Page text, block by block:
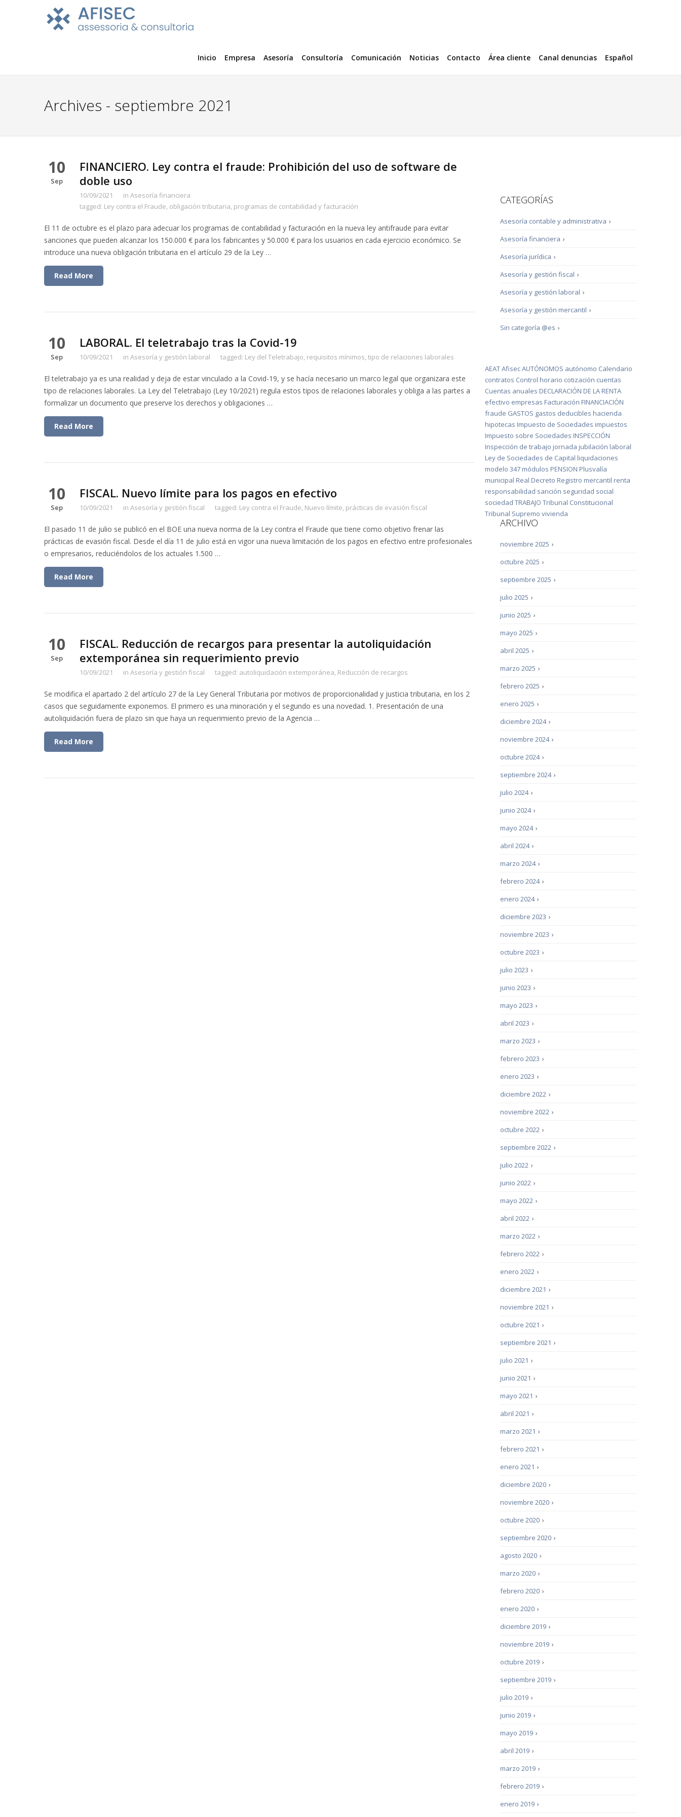
Inicio Empresa Asesoría Consultoría Comunicación Noticias Contacto Área cliente Canal denuncias Español
Archives - septiembre 2021
10
Sep
FINANCIERO. Ley contra el fraude: Prohibición del uso de software de
doble uso
10/09/2021 in Asesoría financiera
tagged: Ley contra el Fraude, obligación tributaria, programas de contabilidad y facturación
El 11 de octubre es el plazo para adecuar los programas de contabilidad y facturación en la nueva ley antifraude para evitar
sanciones que pueden alcanzar los 150.000 € para los fabricantes y 50.000 € para los usuarios en cada ejercicio económico. Se
introduce una nueva obligación tributaria en el artículo 29 de la Ley …
Read More
10
Sep
LABORAL. El teletrabajo tras la Covid-19
10/09/2021 in Asesoría y gestión laboral tagged: Ley del Teletrabajo, requisitos mínimos,tipo de relaciones laborales
El teletrabajo ya es una realidad y deja de estar vinculado a la Covid-19, y se hacía necesario un marco legal que organizara este
tipo de relaciones laborales. La Ley del Teletrabajo (Ley 10/2021) regula estos tipos de relaciones laborales y obliga a las partes a
formalizar un documento que preserve los derechos y obligaciones …
Read More
10
Sep
FISCAL. Nuevo límite para los pagos en efectivo
10/09/2021 in Asesoría y gestión fiscal tagged: Ley contra el Fraude, Nuevo límite, prácticas de evasión fiscal
El pasado 11 de julio se publicó en el BOE una nueva norma de la Ley contra el Fraude que tiene como objetivo frenar las
prácticas de evasión fiscal. Desde el día 11 de julio está en vigor una nueva limitación de los pagos en efectivo entre profesionales
o empresarios, reduciéndolos de los actuales 1.500 …
Read More
10
Sep
FISCAL. Reducción de recargos para presentar la autoliquidación
extemporánea sin requerimiento previo
10/09/2021 in Asesoría y gestión fiscal tagged: autoliquidación extemporánea, Reducción de recargos
Se modifica el apartado 2 del artículo 27 de la Ley General Tributaria por motivos de proporcionalidad y justicia tributaria, en los 2
casos que seguidamente exponemos. El primero es una minoración y el segundo es una novedad. 1. Presentación de una
autoliquidación fuera de plazo sin que haya un requerimiento previo de la Agencia …
Read More
CATEGORÍAS
›
Asesoría contable y administrativa
›
Asesoría financiera
›
Asesoría jurídica
›
Asesoría y gestión fiscal
›
Asesoría y gestión laboral
›
Asesoría y gestión mercantil
›
Sin categoría @es
AEATAfisecAUTÓNOMOS autónomo Calendario
contratos Control horario cotización cuentas
Cuentas anuales DECLARACIÓN DE LA RENTA
efectivo empresas Facturación FINANCIACIÓN
fraude GASTOS gastos deducibles hacienda
hipotecas Impuesto de Sociedades impuestos
Impuesto sobre Sociedades INSPECCIÓN
Inspección de trabajo jornada jubilación laboral
Ley de Sociedades de Capital liquidaciones
modelo 347 módulos PENSION Plusvalía
municipal Real Decreto Registro mercantil renta
responsabilidad sanción seguridad social
sociedad TRABAJO Tribunal Constitucional
Tribunal Supremo vivienda
ARCHIVO
›
noviembre 2025
›
octubre 2025
›
septiembre 2025
›
julio 2025
›
junio 2025
›
mayo 2025
›
abril 2025
›
marzo 2025
›
febrero 2025
›
enero 2025
›
diciembre 2024
›
noviembre 2024
›
octubre 2024
›
septiembre 2024
›
julio 2024
›
junio 2024
›
mayo 2024
›
abril 2024
›
marzo 2024
›
febrero 2024
›
enero 2024
›
diciembre 2023
›
noviembre 2023
›
octubre 2023
›
julio 2023
›
junio 2023
›
mayo 2023
›
abril 2023
›
marzo 2023
›
febrero 2023
›
enero 2023
›
diciembre 2022
›
noviembre 2022
›
octubre 2022
›
septiembre 2022
›
julio 2022
›
junio 2022
›
mayo 2022
›
abril 2022
›
marzo 2022
›
febrero 2022
›
enero 2022
›
diciembre 2021
›
noviembre 2021
›
octubre 2021
›
septiembre 2021
›
julio 2021
›
junio 2021
›
mayo 2021
›
abril 2021
›
marzo 2021
›
febrero 2021
›
enero 2021
›
diciembre 2020
›
noviembre 2020
›
octubre 2020
›
septiembre 2020
›
agosto 2020
›
marzo 2020
›
febrero 2020
›
enero 2020
›
diciembre 2019
›
noviembre 2019
›
octubre 2019
›
septiembre 2019
›
julio 2019
›
junio 2019
›
mayo 2019
›
abril 2019
›
marzo 2019
›
febrero 2019
›
enero 2019